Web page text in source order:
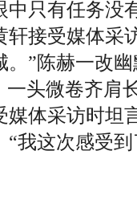
只有任务没
接受媒体采
”陈赫一改
一头微卷齐肩
体采访时坦
我这次感受